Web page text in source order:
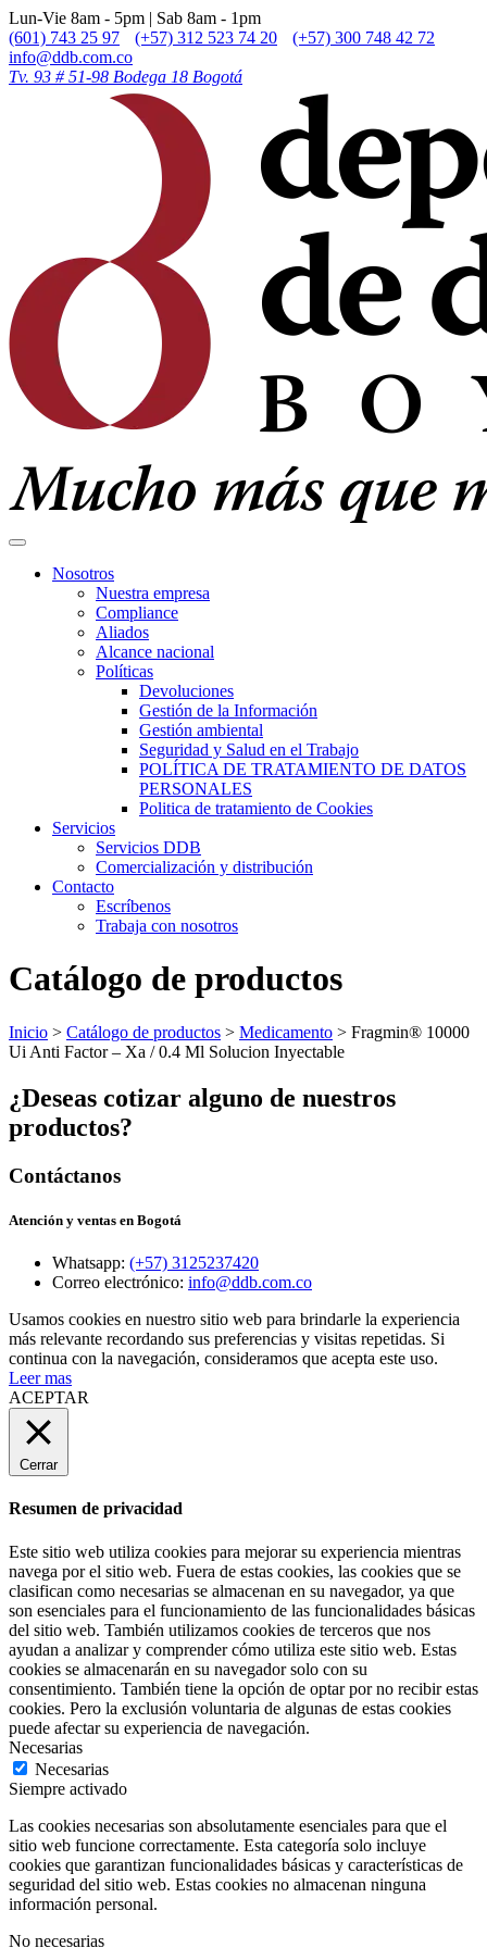
Lun-Vie 8am - 5pm | Sab 8am - 1pm
(601) 743 25 97
(+57) 312 523 74 20
(+57) 300 748 42 72
info@ddb.com.co
Tv. 93 # 51-98 Bodega 18 Bogotá
Nosotros
Nuestra empresa
Compliance
Aliados
Alcance nacional
Políticas
Devoluciones
Gestión de la Información
Gestión ambiental
Seguridad y Salud en el Trabajo
POLÍTICA DE TRATAMIENTO DE DATOS
PERSONALES
Politica de tratamiento de Cookies
Servicios
Servicios DDB
Comercialización y distribución
Contacto
Escríbenos
Trabaja con nosotros
Catálogo de productos
Inicio > Catálogo de productos > Medicamento > Fragmin® 10000
Ui Anti Factor – Xa / 0.4 Ml Solucion Inyectable
¿Deseas cotizar alguno de nuestros
productos?
Contáctanos
Atención y ventas en Bogotá
Whatsapp: (+57) 3125237420
Correo electrónico: info@ddb.com.co
Usamos cookies en nuestro sitio web para brindarle la experiencia
más relevante recordando sus preferencias y visitas repetidas. Si
continua con la navegación, consideramos que acepta este uso.
Leer mas
ACEPTAR
Cerrar
Resumen de privacidad
Este sitio web utiliza cookies para mejorar su experiencia mientras
navega por el sitio web. Fuera de estas cookies, las cookies que se
clasifican como necesarias se almacenan en su navegador, ya que
son esenciales para el funcionamiento de las funcionalidades básicas
del sitio web. También utilizamos cookies de terceros que nos
ayudan a analizar y comprender cómo utiliza este sitio web. Estas
cookies se almacenarán en su navegador solo con su
consentimiento. También tiene la opción de optar por no recibir estas
cookies. Pero la exclusión voluntaria de algunas de estas cookies
puede afectar su experiencia de navegación.
Necesarias
Necesarias
Siempre activado
Las cookies necesarias son absolutamente esenciales para que el
sitio web funcione correctamente. Esta categoría solo incluye
cookies que garantizan funcionalidades básicas y características de
seguridad del sitio web. Estas cookies no almacenan ninguna
información personal.
No necesarias